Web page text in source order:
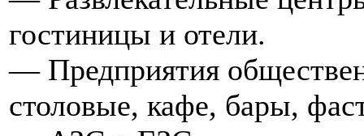
гостиницы и отели.
— Предприятия
столовые, кафе, бары,